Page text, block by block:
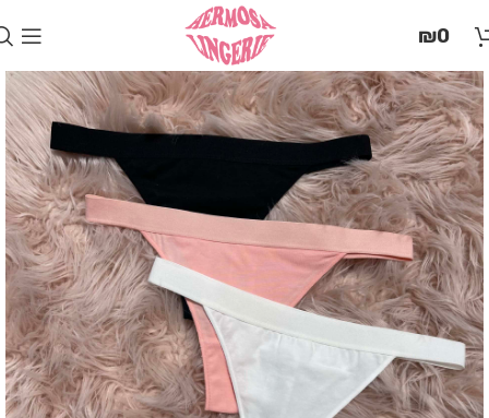
זֶה
מַעֲרֶכֶת
"המרכז
הישראלי
לְהַנְגָּשָׁת
אָתָרִים".
הַמְּסַיַּעַת
לִנְגִישׁוּת
הָאֲתָר.
לִפְתִיחַת
תַּפְרִיט
הֵנְּגִישׁוּת
לְחַץ
ALT+0
₪0